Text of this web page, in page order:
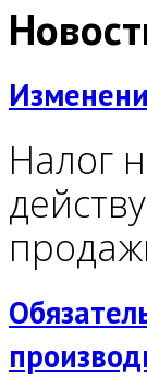
Налог